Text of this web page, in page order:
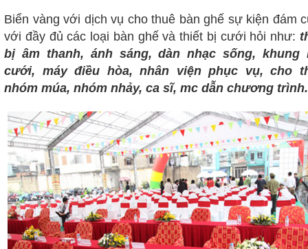
Biển vàng với dịch vụ cho thuê bàn ghế sự kiện đám
với đầy đủ các loại bàn ghế và thiết bị cưới hỏi như:
bị âm thanh, ánh sáng, dàn nhạc sống, khung
cưới, máy điều hòa, nhân viện phục vụ, cho
nhóm múa, nhóm nhảy, ca sĩ, mc dẫn chương